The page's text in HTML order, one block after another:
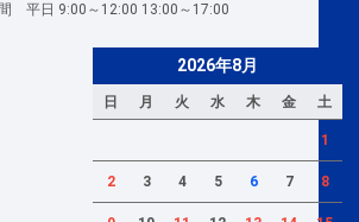
平日 9:00～12:00 13:00～17:00
2026年8月
日 月 火 水 木 金 土
1
2 3 4 5 6 7 8